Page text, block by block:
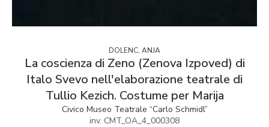
DOLENC, ANJA
La coscienza di Zeno (Zenova Izpoved) di
Italo Svevo nell'elaborazione teatrale di
Tullio Kezich. Costume per Marija
Civico Museo Teatrale “Carlo Schmidl”
inv. CMT_OA_4_000308